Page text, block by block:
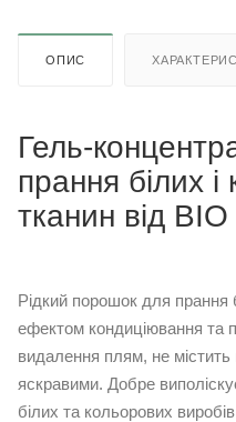
ОПИС
Гель-
прання білих
тканин від
Рідкий порошок для прання
ефектом кондиціювання
видалення плям, не містить
яскравими. Добре
білих та кольорових